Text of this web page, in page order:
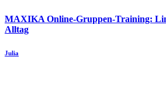
MAXIKA Online-Gruppen-Training:
Alltag
Julia